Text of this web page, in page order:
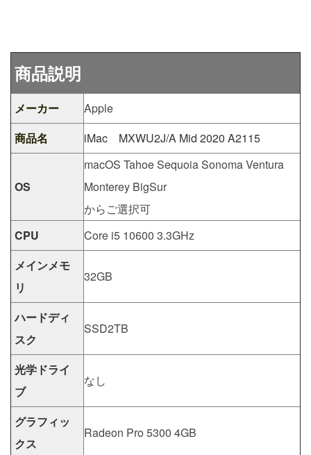
商品説明
メーカー
Apple
商品名
iMac MXWU2J/A Mid 2020 A2115
OS
macOS Tahoe Sequoia Sonoma Ventura
Monterey BigSur
からご選択可
CPU
Core i5 10600 3.3GHz
メインメモ
リ
32GB
ハードディ
スク
SSD2TB
光学ドライ
ブ
なし
グラフィッ
クス
Radeon Pro 5300 4GB